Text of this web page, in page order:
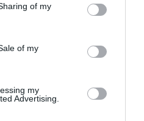
behaviour. You may click to
and its third-party tags to
purposes in below Google
of my
of my
my
Advertising.
σε νυχάδικο
«Χρησιμοποιούν